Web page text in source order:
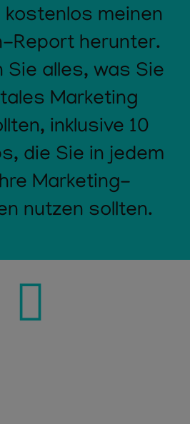
kostenlos meinen
Report herunter.
Sie alles, was Sie
Marketing
inklusive 10
die Sie in jedem
Marketing-
nutzen sollten.